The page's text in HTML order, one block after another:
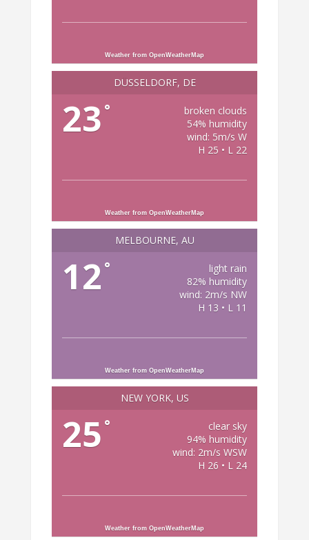
Weather from OpenWeatherMap
DÜSSELDORF, DE
23 °
broken clouds
54% humidity
wind: 5m/s W
H 25 • L 22
Weather from OpenWeatherMap
MELBOURNE, AU
12 °
light rain
82% humidity
wind: 2m/s NW
H 13 • L 11
Weather from OpenWeatherMap
NEW YORK, US
25 °
clear sky
94% humidity
wind: 2m/s WSW
H 26 • L 24
Weather from OpenWeatherMap